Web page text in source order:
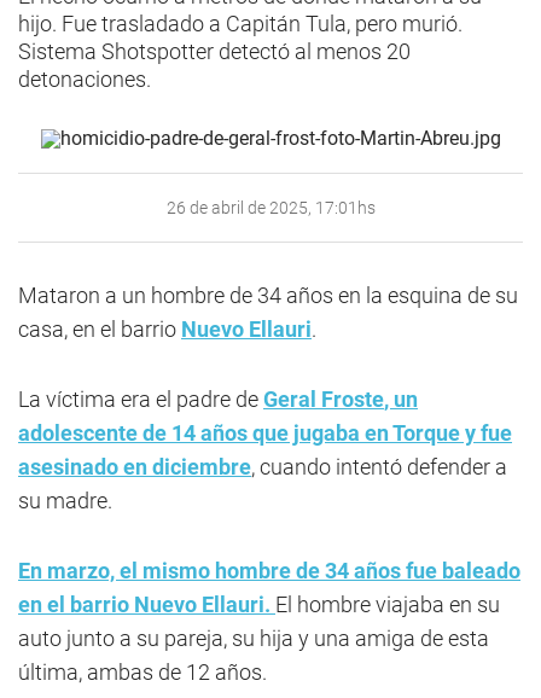
hijo. Fue trasladado a Capitán Tula, pero murió.
Sistema Shotspotter detectó al menos 20
detonaciones.
26 de abril de 2025, 17:01hs
Mataron a un hombre de 34 años en la esquina de su
casa, en el barrio Nuevo Ellauri.
La víctima era el padre deGeral Froste, un
adolescente de 14 años que jugaba en Torque y fue
asesinado en diciembre, cuando intentó defender a
su madre.
En marzo, el mismo hombre de 34 años fue baleado
en el barrio Nuevo Ellauri. El hombre viajaba en su
auto junto a su pareja, su hija y una amiga de esta
última, ambas de 12 años.